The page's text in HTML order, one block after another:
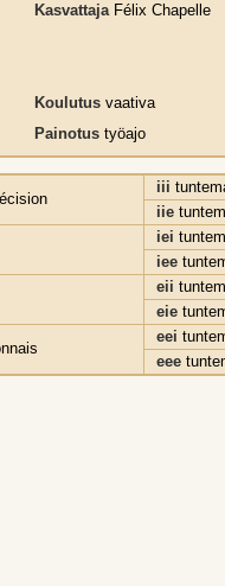
KasvattajaFélix Chapelle
Koulutusvaativa
Painotustyöajo
iii
iie
iei
iee
eii
eie
eei
eee